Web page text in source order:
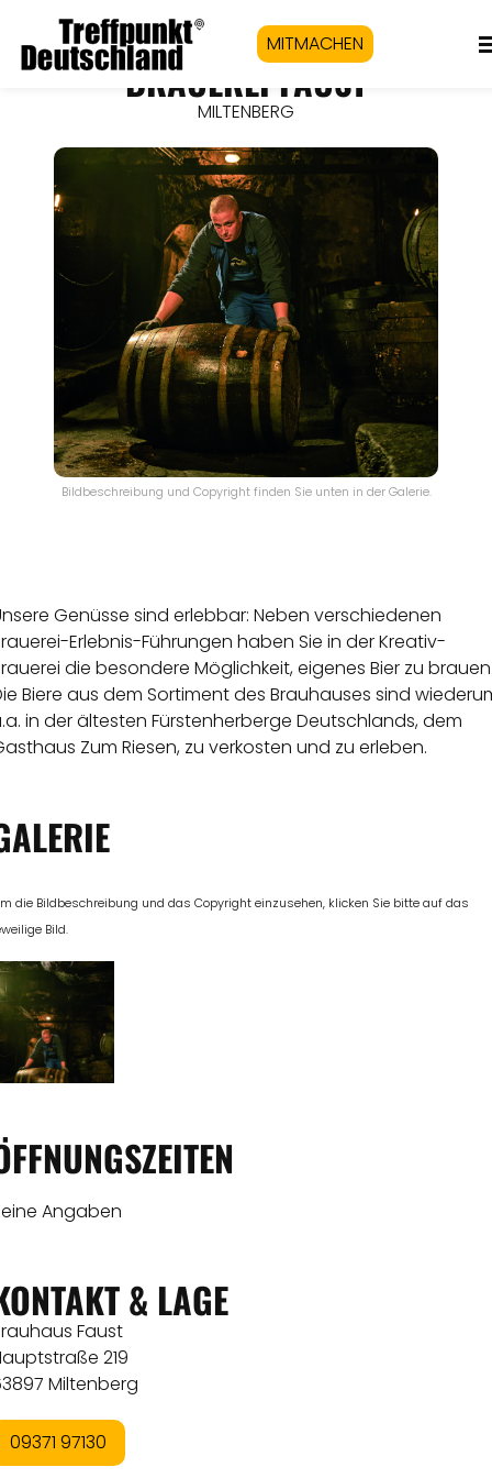
MITMACHEN
BRAUEREI FAUST
MILTENBERG
Bildbeschreibung und Copyright finden Sie unten in der Galerie.
Genüsse sind erlebbar: Neben verschiedenen
Erlebnis-Führungen haben Sie in der Kreativ-
die besondere Möglichkeit, eigenes Bier zu
Biere aus dem Sortiment des Brauhauses sind
in der ältesten Fürstenherberge Deutschlands, dem
Zum Riesen, zu verkosten und zu erleben.
die Bildbeschreibung und das Copyright einzusehen, klicken Sie bitte auf das
Bild.
Angaben
& LAGE
Faust
219
Miltenberg
09371 97130